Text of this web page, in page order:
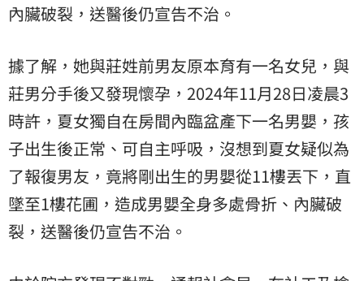
內臟破裂，送醫後仍宣告不治。
據了解，她與莊姓前男友原本育有一名女兒，與
莊男分手後又發現懷孕，2024年11月28日凌晨3
時許，夏女獨自在房間內臨盆產下一名男嬰，孩
子出生後正常、可自主呼吸，沒想到夏女疑似為
了報復男友，竟將剛出生的男嬰從11樓丟下，直
墜至1樓花圃，造成男嬰全身多處骨折、內臟破
裂，送醫後仍宣告不治。